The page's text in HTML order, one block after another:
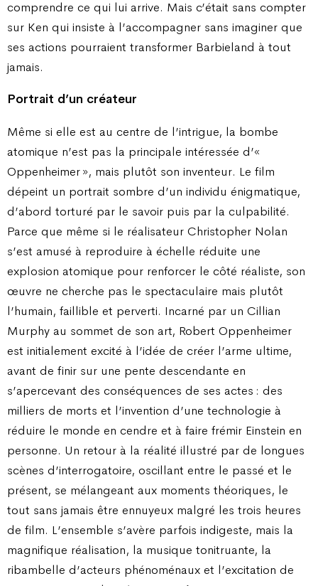
comprendre ce qui lui arrive. Mais c’était sans compter
sur Ken qui insiste à l’accompagner sans imaginer que
ses actions pourraient transformer Barbieland à tout
jamais.
Portrait d’un créateur
Même si elle est au centre de l’intrigue, la bombe
atomique n’est pas la principale intéressée d’«
Oppenheimer », mais plutôt son inventeur. Le film
dépeint un portrait sombre d’un individu énigmatique,
d’abord torturé par le savoir puis par la culpabilité.
Parce que même si le réalisateur Christopher Nolan
s’est amusé à reproduire à échelle réduite une
explosion atomique pour renforcer le côté réaliste, son
œuvre ne cherche pas le spectaculaire mais plutôt
l’humain, faillible et perverti. Incarné par un Cillian
Murphy au sommet de son art, Robert Oppenheimer
est initialement excité à l’idée de créer l’arme ultime,
avant de finir sur une pente descendante en
s’apercevant des conséquences de ses actes : des
milliers de morts et l’invention d’une technologie à
réduire le monde en cendre et à faire frémir Einstein en
personne. Un retour à la réalité illustré par de longues
scènes d’interrogatoire, oscillant entre le passé et le
présent, se mélangeant aux moments théoriques, le
tout sans jamais être ennuyeux malgré les trois heures
de film. L’ensemble s’avère parfois indigeste, mais la
magnifique réalisation, la musique tonitruante, la
ribambelle d’acteurs phénoménaux et l’excitation de